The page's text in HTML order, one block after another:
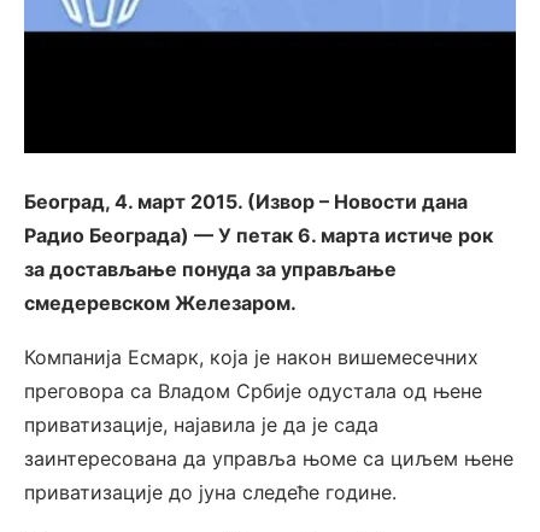
Београд, 4. март 2015. (Извор – Новости дана
Радио Београда) — У петак 6. марта истиче рок
за достављање понуда за управљање
смедеревском Железаром.
Компанија Есмарк, која је након вишемесечних
преговора са Владом Србије одустала од њене
приватизације, најавила је да је сада
заинтересована да управља њоме са циљем њене
приватизације до јуна следеће године.